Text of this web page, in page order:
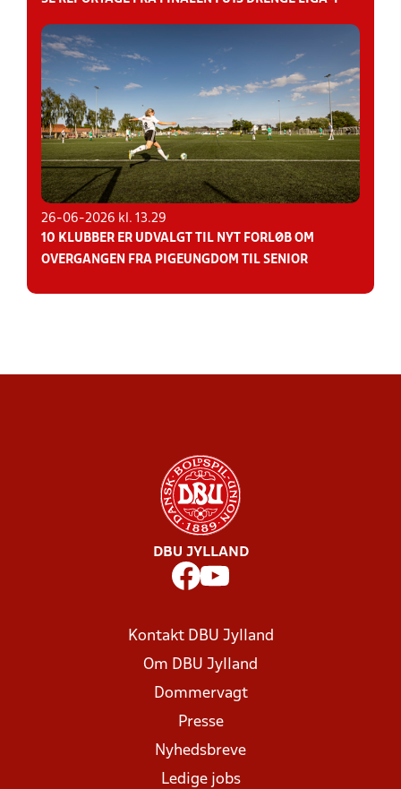
26-06-2026 kl. 13.29
10 KLUBBER ER UDVALGT TIL NYT FORLØB OM
OVERGANGEN FRA PIGEUNGDOM TIL SENIOR
DBU JYLLAND
Kontakt DBU Jylland
Om DBU Jylland
Dommervagt
Presse
Nyhedsbreve
Ledige jobs